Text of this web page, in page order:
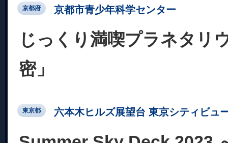
京都府 京都市青少年科学センター
じっくり満喫プラネタリ
密」
東京都 六本木ヒルズ展望台 東京シティビュ